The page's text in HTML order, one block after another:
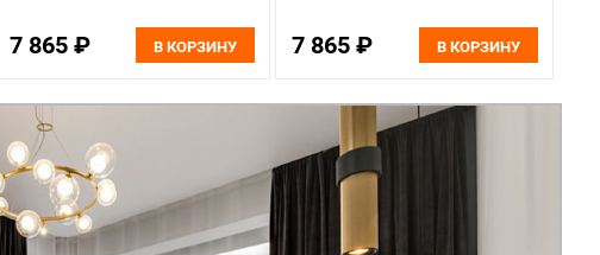
7 865 ₽ В КОРЗИНУ 7 865 ₽ В КОРЗИНУ